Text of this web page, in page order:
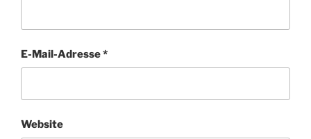
E-Mail-Adresse*
Website